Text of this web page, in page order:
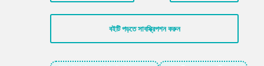
বইটি পড়তে সাবস্ক্রিপশন করুন